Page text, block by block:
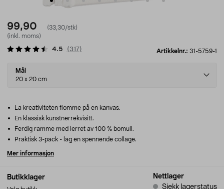
99,90
(33,30/stk)
(inkl. moms)
Artikkelnr.: 31-5759-1
4.5 (317)
Select
variant
Mål
20 x 20 cm
Butikklager
Nettlager
Sjekk lagerstatus
La kreativiteten flomme på en kanvas.
En klassisk kunstnerrekvisitt.
Ferdig ramme med lerret av 100 % bomull.
Praktisk 3-pack - lag en spennende collage.
Mer informasjon